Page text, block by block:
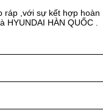
ráp ,với sự kết hợp hoàn
HÀN QUỐC .